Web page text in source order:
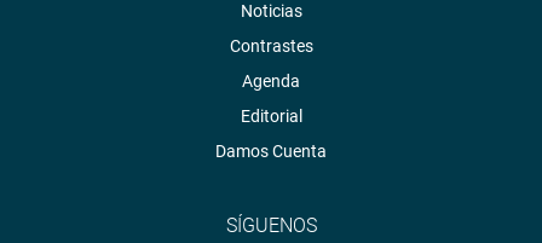
Noticias
Contrastes
Agenda
Editorial
Damos Cuenta
SÍGUENOS